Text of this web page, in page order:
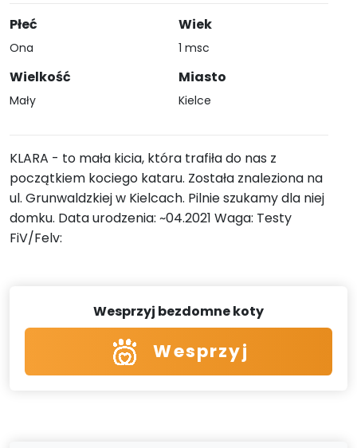
Płeć
Ona
Wielkość
Mały
Wiek
1 msc
Miasto
Kielce
KLARA - to mała kicia, która trafiła do nas z
początkiem kociego kataru. Została znaleziona na
ul. Grunwaldzkiej w Kielcach. Pilnie szukamy dla niej
domku. Data urodzenia: ~04.2021 Waga: Testy
FiV/Felv:
Wesprzyj bezdomne koty
Wesprzyj